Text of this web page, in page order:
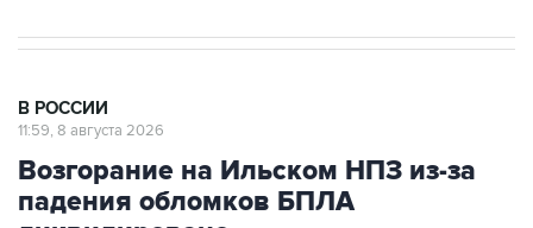
В РОССИИ
11:59, 8 августа 2026
Возгорание на Ильском НПЗ из-за
падения обломков БПЛА